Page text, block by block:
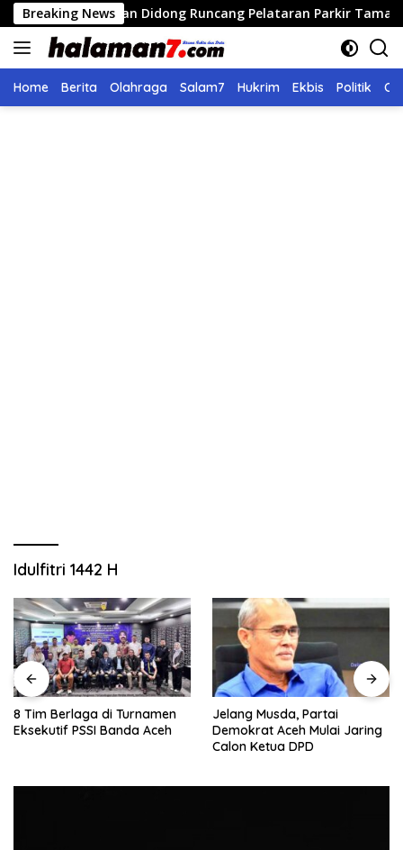
Langsung
ke
konten
Breaking News
Didong Runcang Pelataran Parkir Taman Ratu
Home Berita Olahraga Salam7 Hukrim Ekbis Politik
Idulfitri 1442 H
8 Tim Berlaga di Turnamen
Eksekutif PSSI Banda Aceh
Jelang Musda, Partai
Demokrat Aceh Mulai Jaring
Calon Ketua DPD